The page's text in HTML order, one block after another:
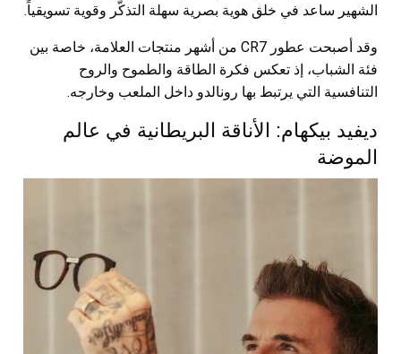
الشهير ساعد في خلق هوية بصرية سهلة التذكّر وقوية تسويقياً.
وقد أصبحت عطور CR7 من أشهر منتجات العلامة، خاصة بين
فئة الشباب، إذ تعكس فكرة الطاقة والطموح والروح
التنافسية التي يرتبط بها رونالدو داخل الملعب وخارجه.
ديفيد بيكهام: الأناقة البريطانية في عالم
الموضة